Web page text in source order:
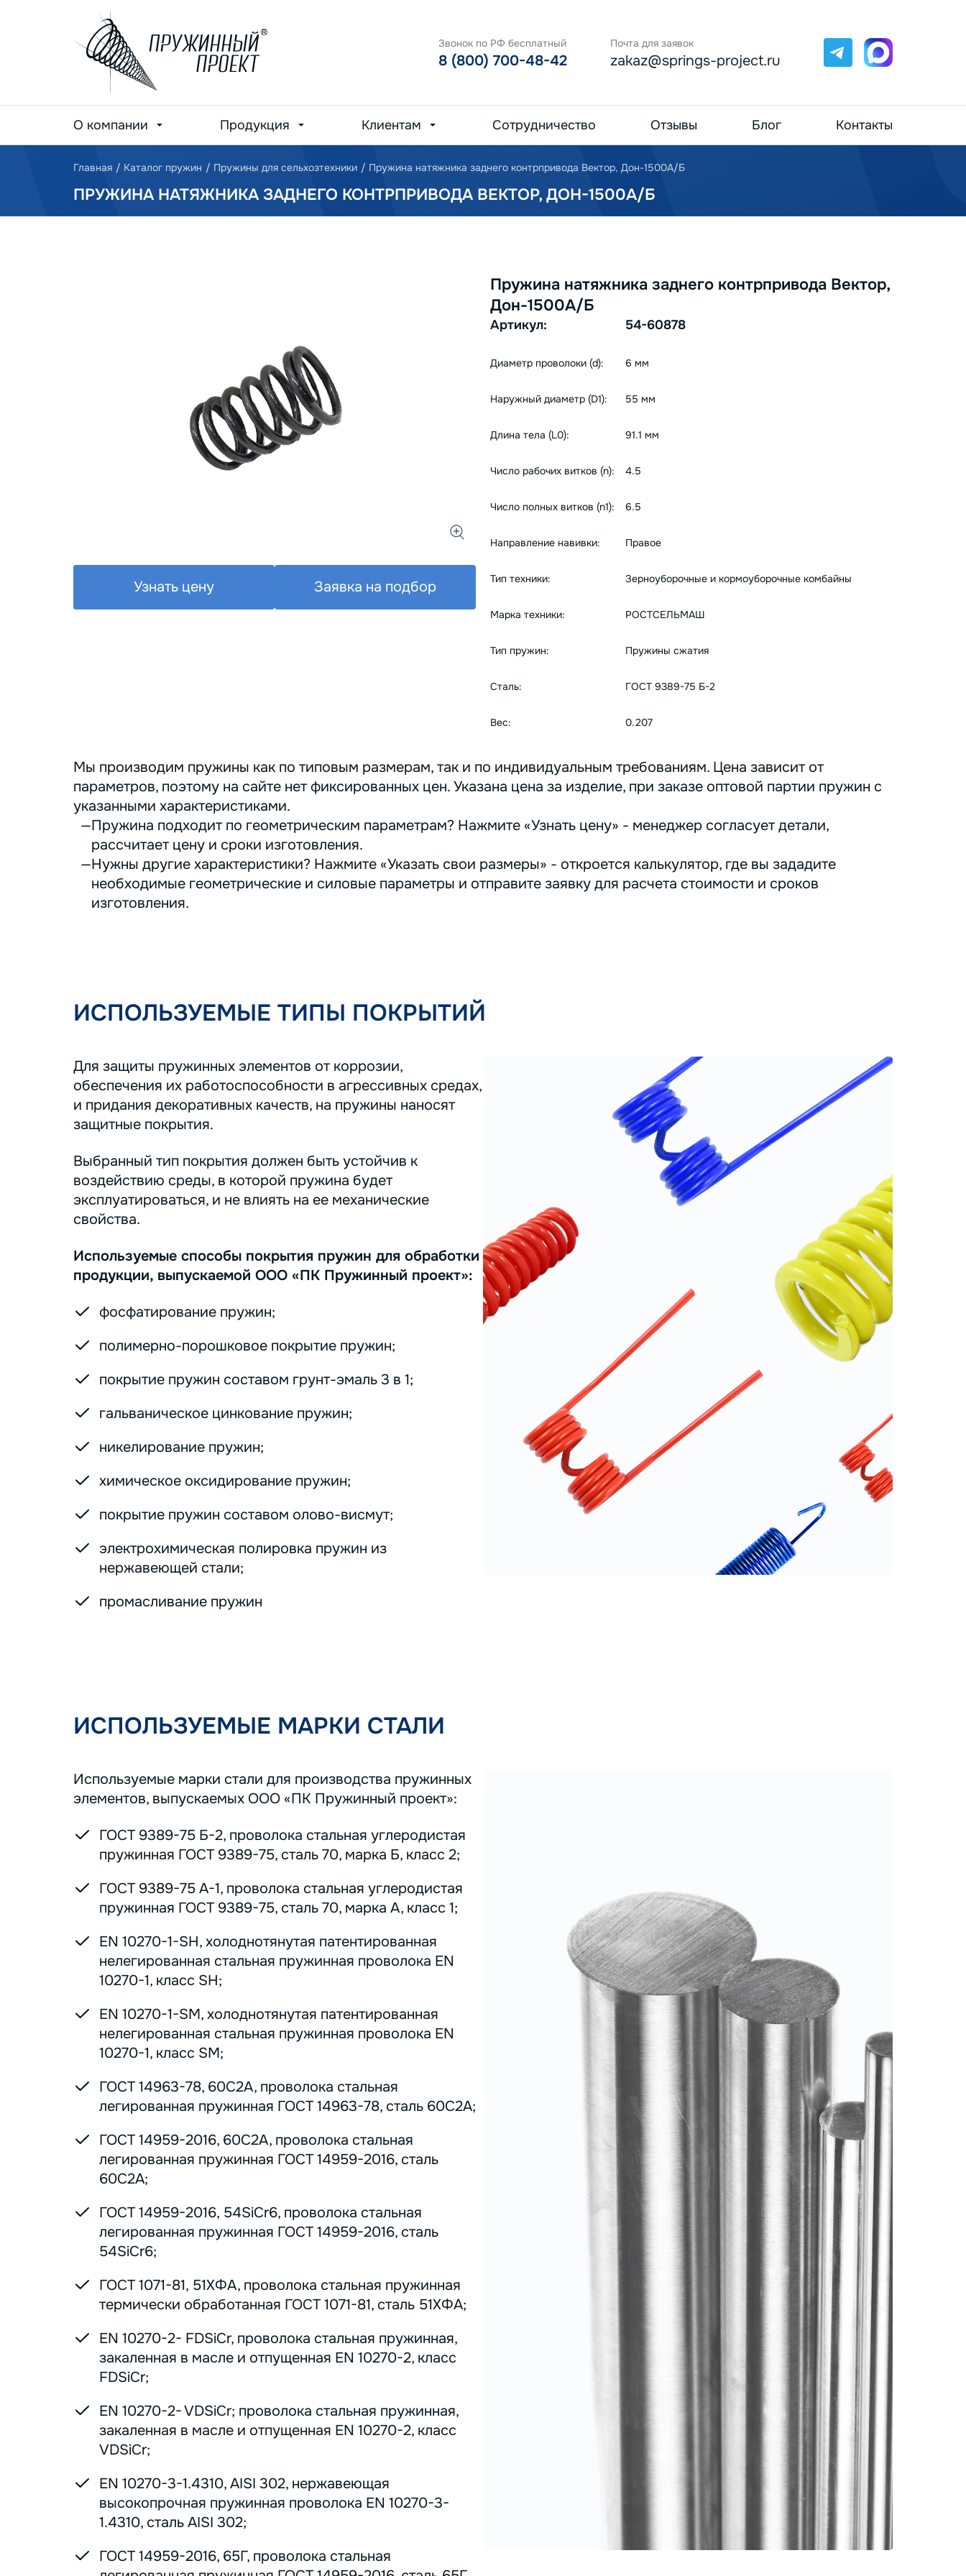
Звонок по РФ бесплатный
8 (800) 700-48-42
Почта для заявок
zakaz@springs-project.ru
Telegram
О компании Продукция Клиентам Сотрудничество Отзывы Блог Контакты
Главная / Каталог пружин / Пружины для сельхозтехники / Пружина натяжника заднего контрпривода Вектор, Дон-1500А/Б
ПРУЖИНА НАТЯЖНИКА ЗАДНЕГО КОНТРПРИВОДА ВЕКТОР, ДОН-1500А/Б
Пружина натяжника заднего контрпривода Вектор,
Дон-1500А/Б
Артикул: 54-60878
Диаметр проволоки (d): 6 мм
Наружный диаметр (D1): 55 мм
Длина тела (L0): 91.1 мм
Число рабочих витков (n): 4.5
Число полных витков (n1): 6.5
Направление навивки: Правое
Тип техники: Зерноуборочные и кормоуборочные комбайны
Марка техники: РОСТСЕЛЬМАШ
Тип пружин: Пружины сжатия
Сталь: ГОСТ 9389-75 Б-2
Вес: 0.207
Узнать цену Заявка на подбор
Мы производим пружины как по типовым размерам, так и по индивидуальным требованиям. Цена зависит от
параметров, поэтому на сайте нет фиксированных цен. Указана цена за изделие, при заказе оптовой партии пружин с
указанными характеристиками.
Пружина подходит по геометрическим параметрам? Нажмите «Узнать цену» - менеджер согласует детали,
рассчитает цену и сроки изготовления.
Нужны другие характеристики? Нажмите «Указать свои размеры» - откроется калькулятор, где вы зададите
необходимые геометрические и силовые параметры и отправите заявку для расчета стоимости и сроков
изготовления.
ИСПОЛЬЗУЕМЫЕ ТИПЫ ПОКРЫТИЙ
Для защиты пружинных элементов от коррозии,
обеспечения их работоспособности в агрессивных средах,
и придания декоративных качеств, на пружины наносят
защитные покрытия.
Выбранный тип покрытия должен быть устойчив к
воздействию среды, в которой пружина будет
эксплуатироваться, и не влиять на ее механические
свойства.
Используемые способы покрытия пружин для обработки
продукции, выпускаемой ООО «ПК Пружинный проект»:
фосфатирование пружин;
полимерно-порошковое покрытие пружин;
покрытие пружин составом грунт-эмаль 3 в 1;
гальваническое цинкование пружин;
никелирование пружин;
химическое оксидирование пружин;
покрытие пружин составом олово-висмут;
электрохимическая полировка пружин из
нержавеющей стали;
промасливание пружин
ИСПОЛЬЗУЕМЫЕ МАРКИ СТАЛИ
Используемые марки стали для производства пружинных
элементов, выпускаемых ООО «ПК Пружинный проект»:
ГОСТ 9389-75 Б-2, проволока стальная углеродистая
пружинная ГОСТ 9389-75, сталь 70, марка Б, класс 2;
ГОСТ 9389-75 А-1, проволока стальная углеродистая
пружинная ГОСТ 9389-75, сталь 70, марка А, класс 1;
EN 10270-1-SH, холоднотянутая патентированная
нелегированная стальная пружинная проволока EN
10270-1, класс SH;
EN 10270-1-SM, холоднотянутая патентированная
нелегированная стальная пружинная проволока EN
10270-1, класс SM;
ГОСТ 14963-78, 60С2А, проволока стальная
легированная пружинная ГОСТ 14963-78, сталь 60С2А;
ГОСТ 14959-2016, 60С2А, проволока стальная
легированная пружинная ГОСТ 14959-2016, сталь
60С2А;
ГОСТ 14959-2016, 54SiCr6, проволока стальная
легированная пружинная ГОСТ 14959-2016, сталь
54SiCr6;
ГОСТ 1071-81, 51ХФА, проволока стальная пружинная
термически обработанная ГОСТ 1071-81, сталь 51ХФА;
EN 10270-2- FDSiCr, проволока стальная пружинная,
закаленная в масле и отпущенная EN 10270-2, класс
FDSiCr;
EN 10270-2- VDSiCr; проволока стальная пружинная,
закаленная в масле и отпущенная EN 10270-2, класс
VDSiCr;
EN 10270-3-1.4310, AISI 302, нержавеющая
высокопрочная пружинная проволока EN 10270-3-
1.4310, сталь AISI 302;
ГОСТ 14959-2016, 65Г, проволока стальная